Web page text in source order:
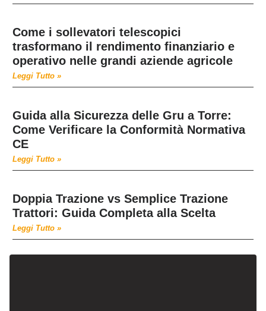
Come i sollevatori telescopici
trasformano il rendimento finanziario e
operativo nelle grandi aziende agricole
Leggi Tutto »
Guida alla Sicurezza delle Gru a Torre:
Come Verificare la Conformità Normativa
CE
Leggi Tutto »
Doppia Trazione vs Semplice Trazione
Trattori: Guida Completa alla Scelta
Leggi Tutto »